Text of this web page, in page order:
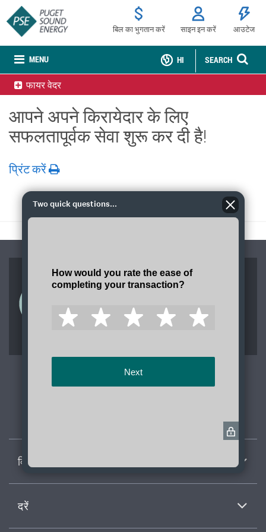
MENU
बिल का भुगतान करें साइन इन करें आउटेज
SEARCH
HI
फायर वेदर
आपने अपने किरायेदार के लिए
सफलतापूर्वक सेवा शुरू कर दी है!
प्रिंट करें
हमारी टीम में शामिल हों
टीम में शामिल होने के लिए आज ही आवेदन करें।
क्विक लिंक्स
दरें
Two quick questions...